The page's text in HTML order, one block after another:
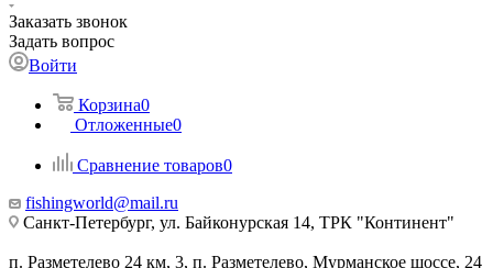
Заказать звонок
Задать вопрос
Войти
Корзина0
Отложенные0
Сравнение товаров0
fishingworld@mail.ru
Санкт-Петербург, ул. Байконурская 14, ТРК "Континент"
п. Разметелево 24 км, 3, п. Разметелево, Мурманское шоссе, 24